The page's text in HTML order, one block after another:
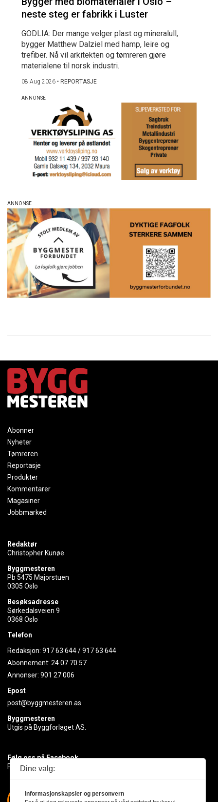
neste steg er fabrikk i Luster
GODLIA: Der mange velger plast og mineralull,
bygger Matthew Dalziel med hamp, leire og
trefiber. Nå vil arkitekten og tømreren gjøre
materialene til norsk industri.
08 Aug 2026 • REPORTASJE
Abonner
Nyheter
Tømreren
Reportasje
Produkter
Kommentarer
Magasiner
Jobbmarked
Redaktør
Christopher Kunøe
Byggmesteren
Pb 5475 Majorstuen
0305 Oslo
Besøksadresse
Sørkedalsveien 9
0368 Oslo
Telefon
Redaksjon: 917 63 644/917 63 644
Abonnement: 24 07 70 57
Annonser: 901 27 006
Epost
post@byggmesteren.as
Byggmesteren
Utgis på Byggforlaget AS.
Følg oss på Facebook
Få med deg det siste innen byggebransjen
Dine valg:
Informasjonskapsler og personvern